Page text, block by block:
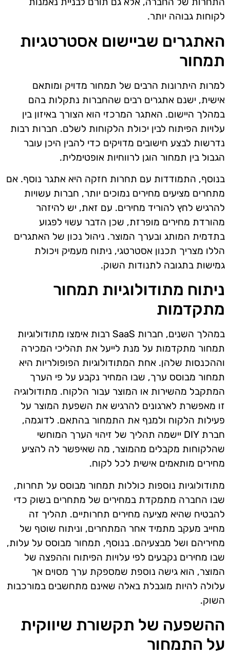
לקוחות גבוהה יותר.
האתגרים שביישום אסטרטגיות
תמחור
למרות היתרונות הרבים של תמחור מדויק ומותאם
אישית, ישנם אתגרים רבים שהחברות נתקלות בהם
במהלך היישום. האתגר המרכזי הוא הצורך באיזון בין
עלויות הפיתוח לבין יכולת הלקוחות לשלם. חברות רבות
נדרשות לבצע חישובים מדויקים כדי להבין היכן עובר
הגבול בין תמחור הוגן לרווחיות אופטימלית.
בנוסף, התמודדות עם תחרות חזקה היא אתגר נוסף. אם
מתחרים מציעים מחירים נמוכים יותר, חברות עשויות
להרגיש לחץ להוריד מחירים. עם זאת, יש להיזהר
מהורדת מחירים מופרזת, שכן הדבר עשוי לפגוע
בתדמית המותג ובערך המוצר. ניהול נכון של האתגרים
הללו מצריך תכנון אסטרטגי, ניתוח מעמיק ויכולת
גמישות בתגובה לתנודות השוק.
ניתוח מתודולוגיות תמחור
מתקדמות
במהלך השנים, חברות SaaS רבות אימצו מתודולוגיות
תמחור מתקדמות על מנת לייעל את תהליכי המכירה
וההכנסות שלהן. אחת המתודולוגיות הפופולריות היא
תמחור מבוסס ערך, שבו המחיר נקבע על פי הערך
המתקבל מהשירות או המוצר עבור הלקוח. מתודולוגיה
זו מאפשרת לארגונים להרגיש את השפעת המוצר על
פעילות הלקוח ולמנף את התמחור בהתאם. לדוגמה,
חברת DIY יישמה תהליך של זיהוי הערך המוחשי
שהלקוחות מקבלים מהמוצר, מה שאיפשר לה להציע
מחירים מותאמים אישית לכל לקוח.
מתודולוגיות נוספות כוללות תמחור מבוסס על תחרות,
שבו החברה מתמקדת במחירים של מתחרים בשוק כדי
להבטיח שהיא מציעה מחירים תחרותיים. תהליך זה
מחייב מעקב מתמיד אחר המתחרים, וניתוח שוטף של
מחיריהם ושל מבצעיהם. בנוסף, תמחור מבוסס על עלות,
שבו מחירים נקבעים לפי עלויות הפיתוח וההפצה של
המוצר, הוא גישה נוספת שמספקת ערך מסוים אך
עלולה להיות מוגבלת באלה שאינם מתחשבים במורכבות
השוק.
ההשפעה של תקשורת שיווקית
על התמחור